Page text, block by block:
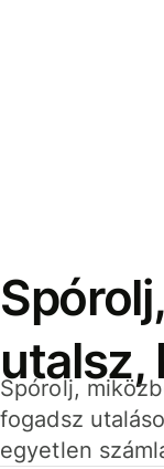
utalsz,
Spórolj,
fogadsz
egyetlen